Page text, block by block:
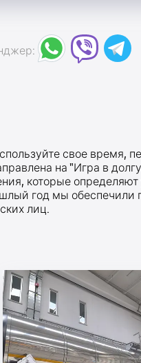
свое время,
на "Игра в
которые
год мы обеспечили
лиц.